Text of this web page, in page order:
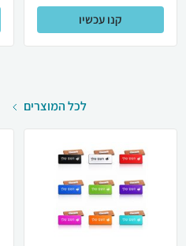
קנו עכשיו
לכל המוצרים